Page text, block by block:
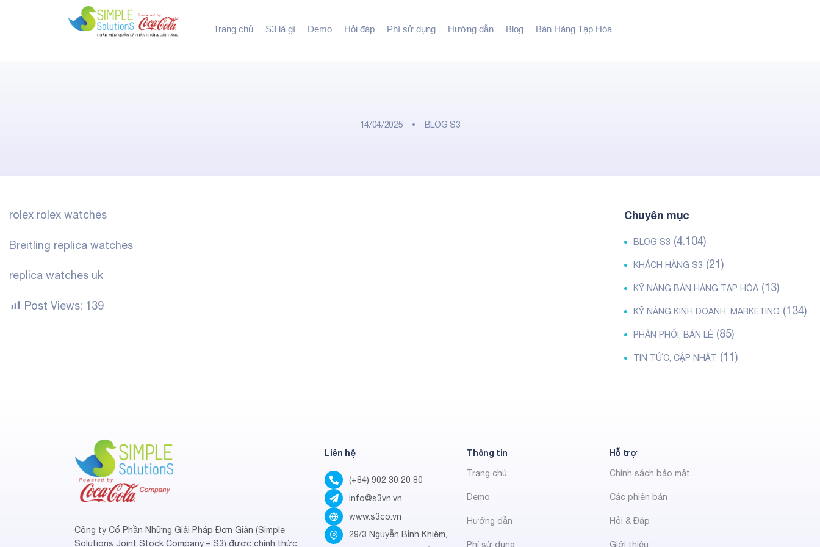
Trang chủ S3 là gì Demo Hỏi đáp Phí sử dụng Hướng dẫn Blog Bán Hàng Tạp Hóa
14/04/2025 BLOG S3
rolex rolex watches
Breitling replica watches
replica watches uk
Post Views: 139
Chuyên mục
BLOG S3 (4.104)
KHÁCH HÀNG S3 (21)
KỸ NĂNG BÁN HÀNG TẠP HÓA (13)
KỸ NĂNG KINH DOANH, MARKETING (134)
PHÂN PHỐI, BÁN LẺ (85)
TIN TỨC, CẬP NHẬT (11)
Công ty Cổ Phần Những Giải Pháp Đơn Giản (Simple
Solutions Joint Stock Company – S3) được chính thức
Liên hệ
(+84) 902 30 20 80
info@s3vn.vn
www.s3co.vn
29/3 Nguyễn Bỉnh Khiêm,
Thông tin
Trang chủ
Demo
Hướng dẫn
Phí sử dụng
Hỗ trợ
Chính sách bảo mật
Các phiên bản
Hỏi & Đáp
Giới thiệu